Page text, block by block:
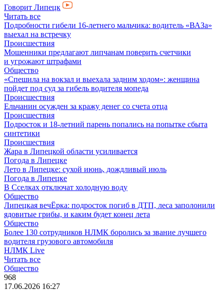
Говорит Липецк
Читать все
Подробности гибели 16-летнего мальчика: водитель «ВАЗа»
выехал на встречку
Происшествия
Мошенники предлагают липчанам поверить счетчики
и угрожают штрафами
Общество
«Спешила на вокзал и выехала задним ходом»: женщина
пойдет под суд за гибель водителя мопеда
Происшествия
Ельчанин осужден за кражу денег со счета отца
Происшествия
Подросток и 18-летний парень попались на попытке сбыта
синтетики
Происшествия
Жара в Липецкой области усиливается
Погода в Липецке
Лето в Липецке: сухой июнь, дождливый июль
Погода в Липецке
В Сселках отключат холодную воду
Общество
Липецкая вечЁрка: подросток погиб в ДТП, леса заполонили
ядовитые грибы, и каким будет конец лета
Общество
Более 130 сотрудников НЛМК боролись за звание лучшего
водителя грузового автомобиля
НЛМК Live
Читать все
Общество
968
17.06.2026 16:27